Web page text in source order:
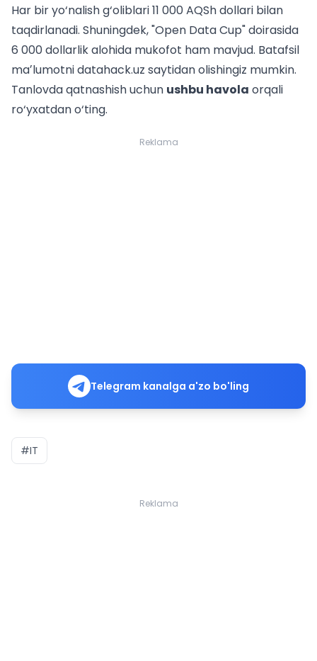
Har bir yo‘nalish g‘oliblari 11 000 AQSh dollari bilan
taqdirlanadi. Shuningdek, "Open Data Cup" doirasida
6 000 dollarlik alohida mukofot ham mavjud. Batafsil
maʼlumotnidatahack.uz saytidan olishingiz mumkin.
Tanlovda qatnashish uchun ushbu havola orqali
ro‘yxatdan o‘ting.
Reklama
Telegram kanalga a'zo bo'ling
#IT
Reklama